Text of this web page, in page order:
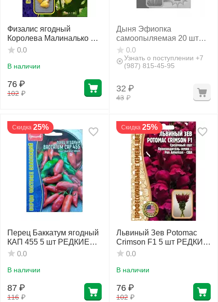
Физалис ягодный
Королева Малиналько 10
шт РЕДКИЕ СЕМЕНА
0.0
В наличии
102 ₽
76 ₽
Дыня Эфиопка
самоопыляемая 20 шт
РЕДКИЕ СЕМЕНА
0.0
Узнать о поступлении +7
(987) 815-45-95
43 ₽
32 ₽
Скидка 25%
Перец Баккатум ягодный
КАП 455 5 шт РЕДКИЕ
СЕМЕНА
0.0
В наличии
116 ₽
87 ₽
Скидка 25%
Львиный Зев Potomac
Crimson F1 5 шт РЕДКИЕ
СЕМЕНА
0.0
В наличии
102 ₽
76 ₽